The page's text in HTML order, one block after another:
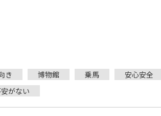
き 博物館 乗馬
安心安全
がない